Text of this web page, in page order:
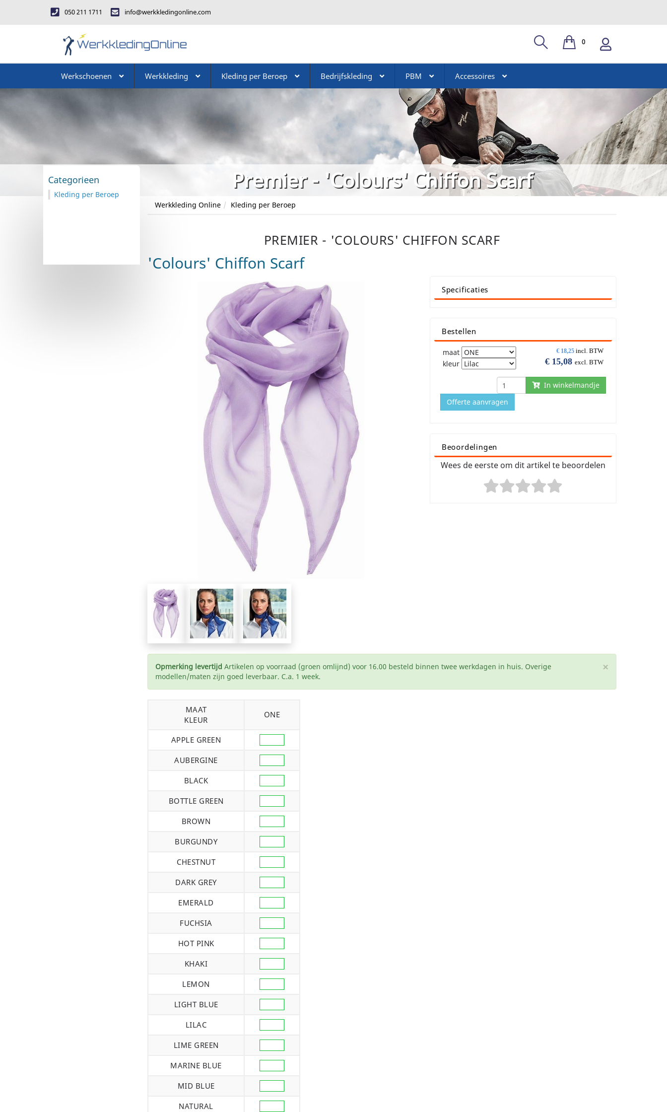
050 211 1711 info@werkkledingonline.com
0
Werkschoenen Werkkleding Kleding per Beroep Bedrijfskleding PBM Accessoires
Premier - 'Colours' Chiffon Scarf
Werkkleding Online Kleding per Beroep
PREMIER - 'COLOURS' CHIFFON SCARF
'Colours' Chiffon Scarf
Specificaties
Bestellen
€ 18,25 incl. BTW
€ 15,08 excl. BTW
maat
kleur
In winkelmandje
Offerte aanvragen
Beoordelingen
Wees de eerste om dit artikel te beoordelen
×
Opmerking levertijd Artikelen op voorraad (groen omlijnd) voor 16.00 besteld binnen twee werkdagen in huis. Overige
modellen/maten zijn goed leverbaar. C.a. 1 week.
MAAT
KLEUR
ONE
APPLE GREEN
AUBERGINE
BLACK
BOTTLE GREEN
BROWN
BURGUNDY
CHESTNUT
DARK GREY
EMERALD
FUCHSIA
HOT PINK
KHAKI
LEMON
LIGHT BLUE
LILAC
LIME GREEN
MARINE BLUE
MID BLUE
NATURAL
Categorieen
Kleding per Beroep